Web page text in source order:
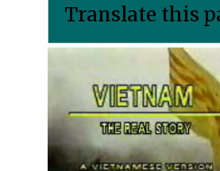
Translate this